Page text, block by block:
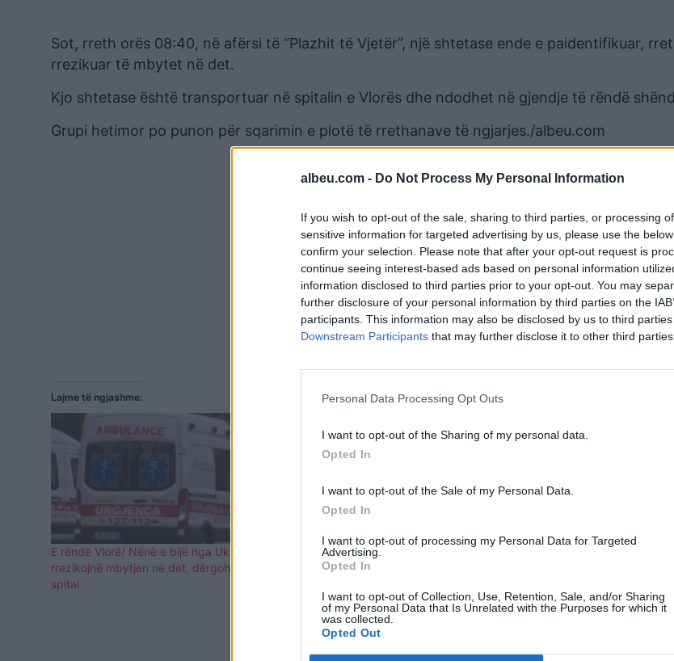
albeu.com - Do Not Process My Personal Information
If you wish to opt-out of the sale, sharing to third parties, or processing
sensitive information for targeted advertising by us, please use the
confirm your selection. Please note that after your opt-out request is
continue seeing interest-based ads based on personal information
information disclosed to third parties prior to your opt-out. You may
further disclosure of your personal information by third parties on the
participants. This information may also be disclosed by us to third
Downstream Participants that may further disclose it to other third parties.
Personal Data Processing Opt Outs
I want to opt-out of the Sharing of my personal data.
Opted In
I want to opt-out of the Sale of my Personal Data.
Opted In
I want to opt-out of processing my Personal Data for Targeted
Advertising.
Opted In
I want to opt-out of Collection, Use, Retention, Sale, and/or Sharing
of my Personal Data that Is Unrelated with the Purposes for which it
was collected.
Opted Out
Sot, rreth orës 08:40, në afërsi të “Plazhit të Vjetër”, një shtetase ende e paidentifikuar,
rrezikuar të mbytet në det.
Kjo shtetase është transportuar në spitalin e Vlorës dhe ndodhet në gjendje të rëndë
Grupi hetimor po punon për sqarimin e plotë të rrethanave të ngjarjes./albeu.com
Lajme të ngjashme:
E rëndë Vlorë/ Nënë e bijë nga Ukraina
rrezikojnë mbytjen në det, dërgohen në
spital
Pas 10 vjeçarit në Spille, një 6 vjeçare
rrezikon të mbytet në Vlorë: Kjo është
Rrezikoi të mbytej në
me urgjencë në spital
Ngjarja e rëndë ka
kësaj të enjtjeje në
dyshohet se ka
moshuari është